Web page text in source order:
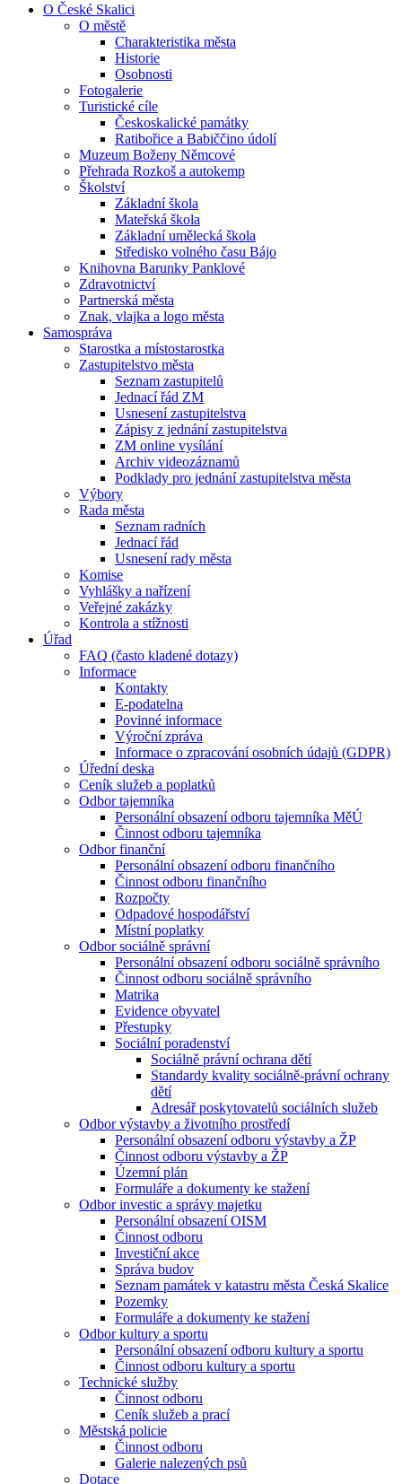
O České Skalici
O městě
Charakteristika města
Historie
Osobnosti
Fotogalerie
Turistické cíle
Českoskalické památky
Ratibořice a Babiččino údolí
Muzeum Boženy Němcové
Přehrada Rozkoš a autokemp
Školství
Základní škola
Mateřská škola
Základní umělecká škola
Středisko volného času Bájo
Knihovna Barunky Panklové
Zdravotnictví
Partnerská města
Znak, vlajka a logo města
Samospráva
Starostka a místostarostka
Zastupitelstvo města
Seznam zastupitelů
Jednací řád ZM
Usnesení zastupitelstva
Zápisy z jednání zastupitelstva
ZM online vysílání
Archiv videozáznamů
Podklady pro jednání zastupitelstva města
Výbory
Rada města
Seznam radních
Jednací řád
Usnesení rady města
Komise
Vyhlášky a nařízení
Veřejné zakázky
Kontrola a stížnosti
Úřad
FAQ (často kladené dotazy)
Informace
Kontakty
E-podatelna
Povinné informace
Výroční zpráva
Informace o zpracování osobních údajů (GDPR)
Úřední deska
Ceník služeb a poplatků
Odbor tajemníka
Personální obsazení odboru tajemníka MěÚ
Činnost odboru tajemníka
Odbor finanční
Personální obsazení odboru finančního
Činnost odboru finančního
Rozpočty
Odpadové hospodářství
Místní poplatky
Odbor sociálně správní
Personální obsazení odboru sociálně správního
Činnost odboru sociálně správního
Matrika
Evidence obyvatel
Přestupky
Sociální poradenství
Sociálně právní ochrana dětí
Standardy kvality sociálně-právní ochrany
dětí
Adresář poskytovatelů sociálních služeb
Odbor výstavby a životního prostředí
Personální obsazení odboru výstavby a ŽP
Činnost odboru výstavby a ŽP
Územní plán
Formuláře a dokumenty ke stažení
Odbor investic a správy majetku
Personální obsazení OISM
Činnost odboru
Investiční akce
Správa budov
Seznam památek v katastru města Česká Skalice
Pozemky
Formuláře a dokumenty ke stažení
Odbor kultury a sportu
Personální obsazení odboru kultury a sportu
Činnost odboru kultury a sportu
Technické služby
Činnost odboru
Ceník služeb a prací
Městská policie
Činnost odboru
Galerie nalezených psů
Dotace